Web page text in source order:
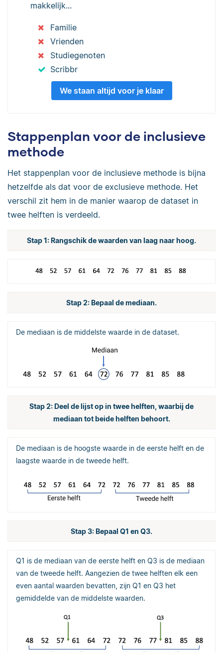
makkelijk...
Familie
Vrienden
Studiegenoten
Scribbr
We staan altijd voor je klaar
Stappenplan voor de inclusieve
methode
Het stappenplan voor de inclusieve methode is bijna
hetzelfde als dat voor de exclusieve methode. Het
verschil zit hem in de manier waarop de dataset in
twee helften is verdeeld.
Stap 1: Rangschik de waarden van laag naar hoog.
Stap 2: Bepaal de mediaan.
De mediaan is de middelste waarde in de dataset.
Stap 2: Deel de lijst op in twee helften, waarbij de
mediaan tot beide helften behoort.
De mediaan is de hoogste waarde in de eerste helft en de
laagste waarde in de tweede helft.
Stap 3: Bepaal Q1 en Q3.
Q1 is de mediaan van de eerste helft en Q3 is de mediaan
van de tweede helft. Aangezien de twee helften elk een
even aantal waarden bevatten, zijn Q1 en Q3 het
gemiddelde van de middelste waarden.